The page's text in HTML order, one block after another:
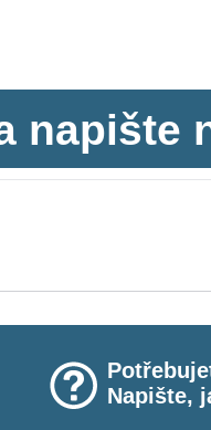
napište
Napište,